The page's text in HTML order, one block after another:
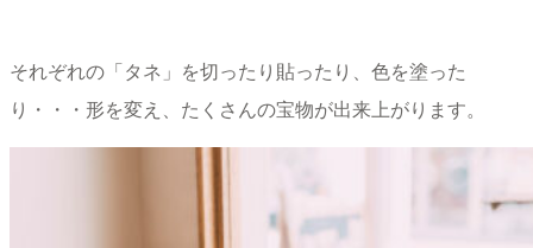
それぞれの「タネ」を切ったり貼ったり、色を塗った
り・・・形を変え、たくさんの宝物が出来上がります。